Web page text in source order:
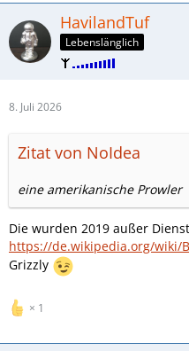
HavilandTuf
Lebenslänglich
8. Juli 2026
Zitat von NoIdea
eine amerikanische Prowler
Die wurden 2019 außer
https://de.wikipedia.org/wiki/
Grizzly
1